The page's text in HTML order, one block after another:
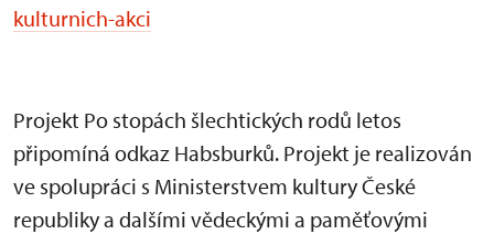
kulturnich-akci
Projekt Po stopách šlechtických rodů letos
připomíná odkaz Habsburků. Projekt je realizován
ve spolupráci s Ministerstvem kultury České
republiky a dalšími vědeckými a paměťovými